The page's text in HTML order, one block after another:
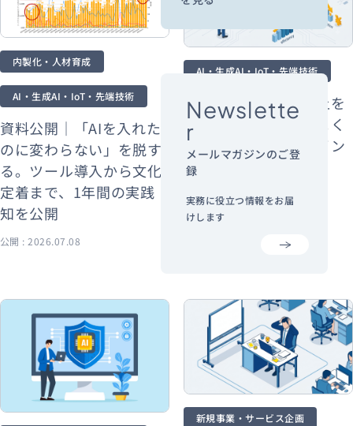
内製化・人材育成
AI・生成AI・IoT・先端技術
資料公開｜「AIを入れた
のに変わらない」を脱す
る。ツール導入から文化
定着まで、1年間の実践
知を公開
公開 : 2026.07.08
AI・生成AI・IoT・先端技術
予測モデルの精度向上を
実現する方法とは？よく
ある失敗と改善のポイン
トを解説
新規事業・サービス企画
Newslette
r
メールマガジンのご登
録
実務に役立つ情報をお届
けします